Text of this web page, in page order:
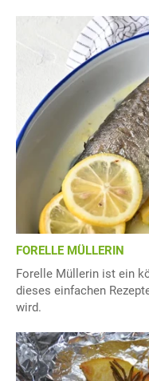
FORELLE MÜLLERIN
Forelle Müllerin ist ein
dieses einfachen
wird.